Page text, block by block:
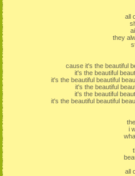
all
they
cause it's the beautiful
it's the beautiful
it's the beautiful beautiful
it's the beautiful
it's the beautiful
it's the beautiful beautiful
i
all